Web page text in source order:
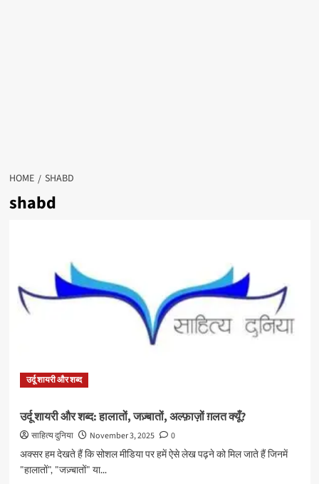
HOME SHABD
shabd
उर्दू शायरी और शब्द
उर्दू शायरी और शब्द: हालातों, जज़्बातों, अल्फ़ाज़ों ग़लत क्यूँ?
साहित्य दुनिया November 3, 2025
0
अक्सर हम देखते हैं कि सोशल मीडिया पर हमें ऐसे लेख पढ़ने को मिल जाते हैं जिनमें
"हालातों", "जज़्बातों" या...